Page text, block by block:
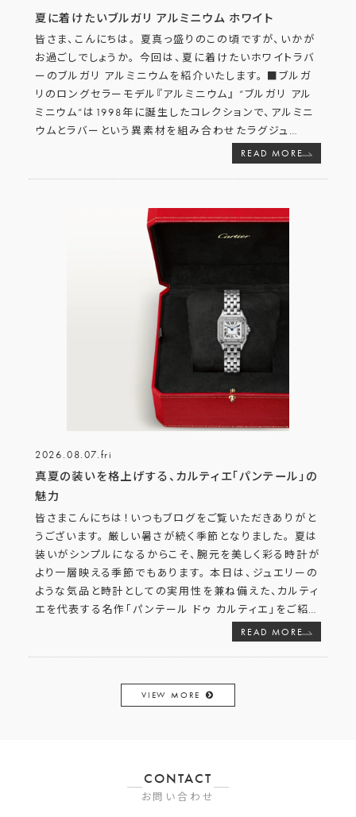
夏に着けたいブルガリ アルミニウム ホワイト
皆さま、こんにちは。 夏真っ盛りのこの頃ですが、いかが
お過ごしでしょうか。 今回は、夏に着けたいホワイトラバ
ーのブルガリ アルミニウムを紹介いたします。 ■ブルガ
リのロングセラーモデル『アルミニウム』 “ブルガリ アル
ミニウム”は1998年に誕生したコレクションで、アルミニ
ウムとラバーという異素材を組み合わせたラグジュ …
READ MORE
2026.08.07.fri
真夏の装いを格上げする、カルティエ「パンテール」の
魅力
皆さまこんにちは！いつもブログをご覧いただきありがと
うございます。 厳しい暑さが続く季節となりました。 夏は
装いがシンプルになるからこそ、腕元を美しく彩る時計が
より一層映える季節でもあります。 本日は、ジュエリーの
ような気品と時計としての実用性を兼ね備えた、カルティ
エを代表する名作「パンテール ドゥ カルティエ」をご紹…
READ MORE
VIEW MORE
CONTACT
お問い合わせ